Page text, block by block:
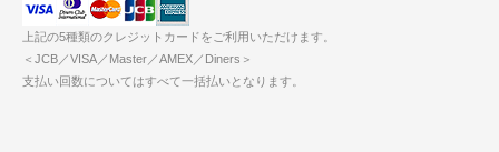
上記の5種類のクレジットカードをご利用いただけます。
＜JCB／VISA／Master／AMEX／Diners＞
支払い回数についてはすべて一括払いとなります。